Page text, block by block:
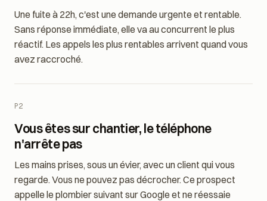
Les urgences n'attendent pas les heures
de bureau
Une fuite à 22h, c'est une demande urgente et rentable.
Sans réponse immédiate, elle va au concurrent le plus
Vous êtes sur chantier, le téléphone
n'arrête pas
Les mains prises, sous un évier, avec un client qui vous